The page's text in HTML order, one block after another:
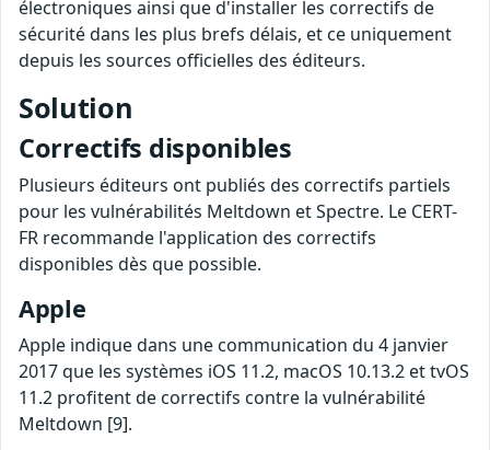
électroniques ainsi que d'installer les correctifs de
sécurité dans les plus brefs délais, et ce uniquement
depuis les sources officielles des éditeurs.
Solution
Correctifs disponibles
Plusieurs éditeurs ont publiés des correctifs partiels
pour les vulnérabilités Meltdown et Spectre. Le CERT-
FR recommande l'application des correctifs
disponibles dès que possible.
Apple
Apple indique dans une communication du 4 janvier
2017 que les systèmes iOS 11.2, macOS 10.13.2 et tvOS
11.2 profitent de correctifs contre la vulnérabilité
Meltdown [9].